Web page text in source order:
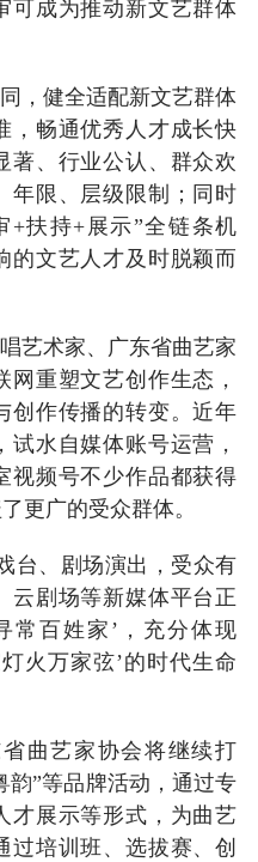
可成为推动新文艺群体
，健全适配新文艺群体
，畅通优秀人才成长快
著、行业公认、群众欢
年限、层级限制；同时
+扶持+展示”全链条机
的文艺人才及时脱颖而
艺术家、广东省曲艺家
重塑文艺创作生态，
创作传播的转变。近年
水自媒体账号运营，
视频号不少作品都获得
更广的受众群体。
台、剧场演出，受众有
云剧场等新媒体平台正
常百姓家’，充分体现
火万家弦’的时代生命
曲艺家协会将继续打
韵”等品牌活动，通过专
才展示等形式，为曲艺
过培训班、选拔赛、创